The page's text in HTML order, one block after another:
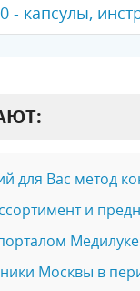
- капсулы,
для Вас метод
и
Москвы в